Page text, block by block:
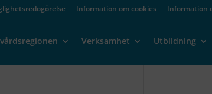
Information om cookies Information
Verksamhet Utbildning